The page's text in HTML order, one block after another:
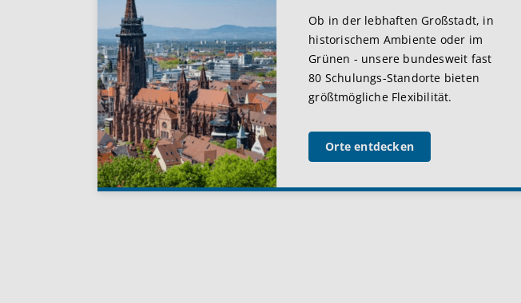
Ob in der lebhaften Großstadt, in
historischem Ambiente oder im
Grünen - unsere bundesweit fast
80 Schulungs-Standorte bieten
größtmögliche Flexibilität.
Orte entdecken